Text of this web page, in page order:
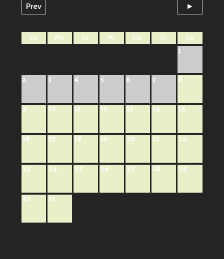
Prev
►
So. Mo. Di. Mi. Do. Fr. Sa.
1
2 3 4 5 6 7 8
9 10 11 12 13 14 15
16 17 18 19 20 21 22
23 24 25 26 27 28 29
30 31